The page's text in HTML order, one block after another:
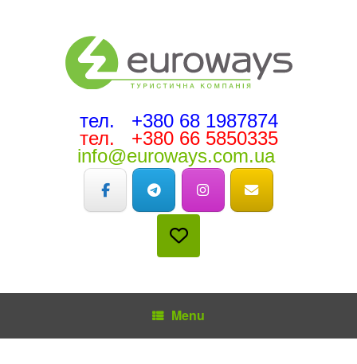
тел. +380 68 1987874
тел. +380 66 5850335
info@euroways.com.ua
Menu